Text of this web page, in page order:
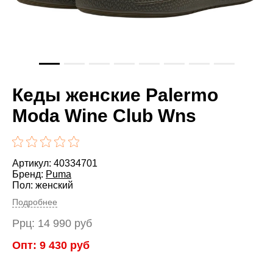
Кеды женские Palermo
Moda Wine Club Wns
Артикул: 40334701
Бренд: Puma
Пол: женский
Подробнее
Ррц: 14 990 руб
Опт: 9 430 руб